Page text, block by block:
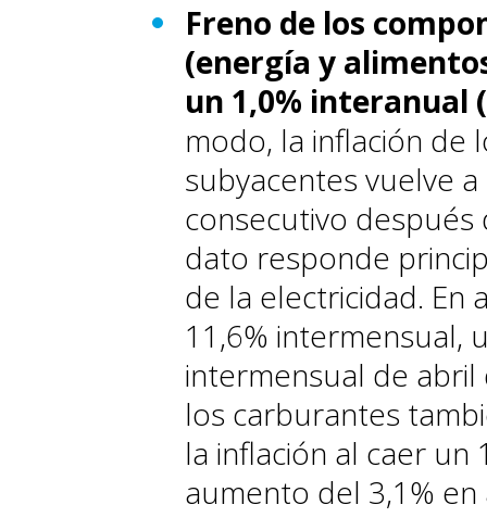
Freno de los
(energía y
un 1,0% interanual
modo, la inflación de
subyacentes vuelve
consecutivo después
dato responde
de la electricidad. En
11,6% intermensual,
intermensual de abril
los carburantes
la inflación al caer un
aumento del 3,1%